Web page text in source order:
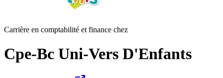
Carrière en comptabilité et finance chez
Cpe-Bc Uni-Vers D'Enfants